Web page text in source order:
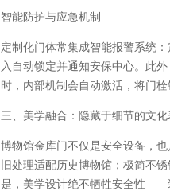
智能防护与应急机制
定制化门体常集成智能报警系统
入自动锁定并通知安保中心。此
时，内部机制会自动激活，将门栓
三、美学融合：隐藏于细节的文化
博物馆金库门不仅是安全设备，
旧处理适配历史博物馆；极简不
是，美学设计绝不牺牲安全性——